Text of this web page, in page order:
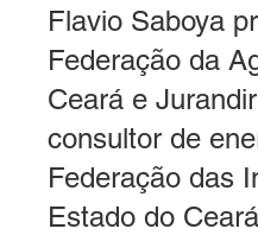
Flavio Saboya
Federação da
Ceará e
consultor de
Federação das
Estado do